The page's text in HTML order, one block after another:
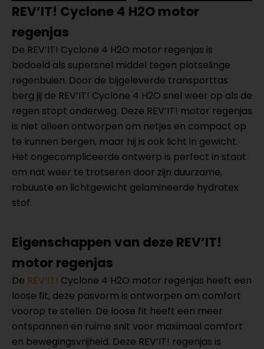
REV’IT! Cyclone 4 H2O motor
regenjas
De REV’IT! Cyclone 4 H2O motor regenjas is
bedoeld als supersnel middel tegen plotselinge
regenbuien. Door de bijgeleverde transporttas
berg jij de REV’IT! Cyclone 4 H2O snel weer op als de
regen stopt onderweg. Deze REV’IT! motor regenjas
is niet alleen ontworpen om netjes en compact op
te kunnen bergen, maar hij is ook licht in gewicht.
Het ongecompliceerde ontwerp is perfect in staat
om nat weer te trotseren door zijn duurzame,
robuuste en lichtgewicht gelamineerde hydratex
stof.
Eigenschappen van deze REV’IT!
motor regenjas
De REV’IT! Cyclone 4 H2O motor regenjas heeft een
loose fit, deze pasvorm is ontworpen om comfort
voorop te stellen. De loose fit heeft een meer
ontspannen en ruime snit voor maximaal comfort
en bewegingsvrijheid. Deze REV’IT! regenjas is